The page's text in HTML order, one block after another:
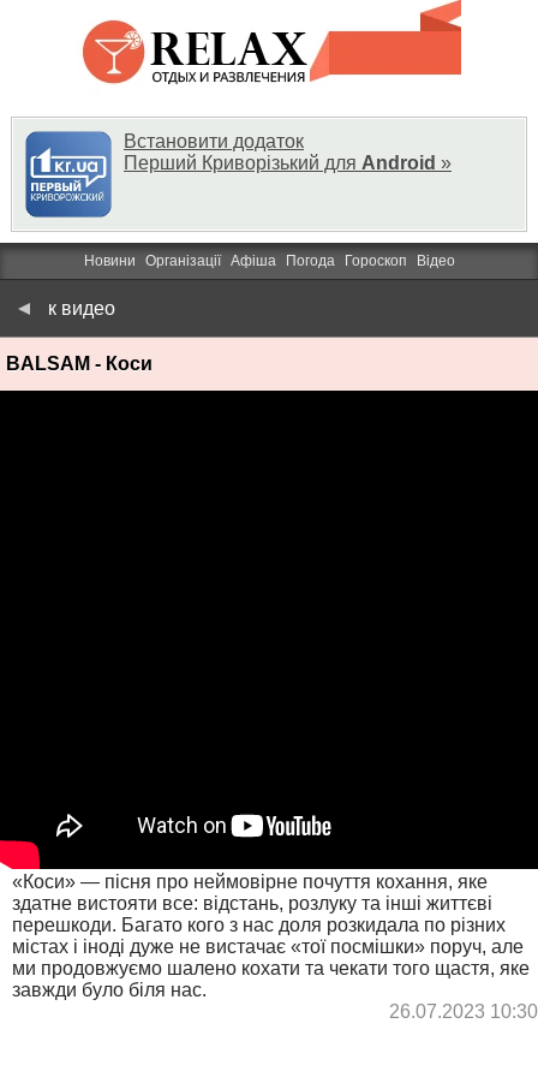
Встановити додаток
Перший Криворізький для Android »
Новини Організації Афіша Погода Гороскоп Відео
к видео
BALSAM - Коси
«Коси» — пісня про неймовірне почуття кохання, яке
здатне вистояти все: відстань, розлуку та інші життєві
перешкоди. Багато кого з нас доля розкидала по різних
містах і іноді дуже не вистачає «тої посмішки» поруч, але
ми продовжуємо шалено кохати та чекати того щастя, яке
завжди було біля нас.
26.07.2023 10:30